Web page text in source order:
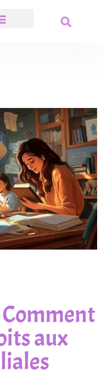
aux